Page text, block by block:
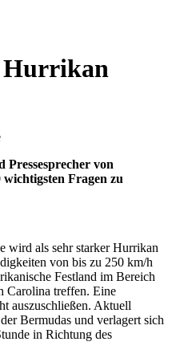
Hurrikan
Pressesprecher von
Fragen zu
wird als sehr starker Hurrikan
von bis zu 250 km/h
Festland im Bereich
Carolina treffen. Eine
auszuschließen. Aktuell
Bermudas und verlagert sich
in Richtung des